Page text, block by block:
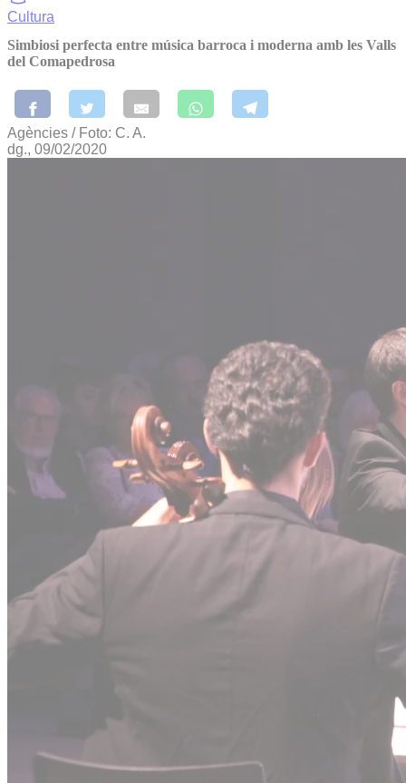
Cultura
Simbiosi perfecta entre música barroca i moderna amb les Valls
del Comapedrosa
Agències / Foto: C. A.
dg., 09/02/2020